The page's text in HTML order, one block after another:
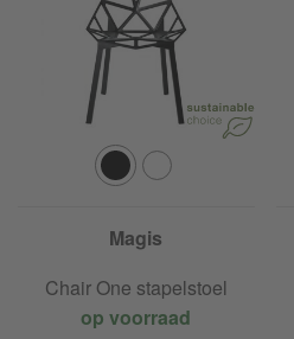
Magis
Chair One stapelstoel
op voorraad